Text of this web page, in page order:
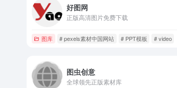
好图网
正版高清图片免费下载
图库 # pexels素材中国网站 # PPT模板 # video
图虫创意
全球领先正版素材库